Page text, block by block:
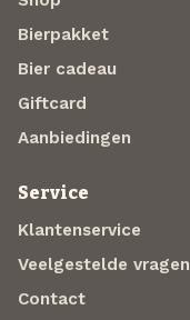
Bierpakket
Bier cadeau
Giftcard
Aanbiedingen
Service
Klantenservice
Veelgestelde vragen
Contact